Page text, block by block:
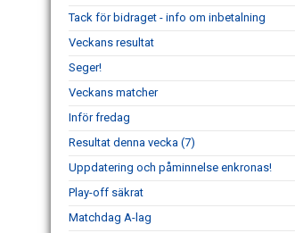
Tack för bidraget - info om inbetalning
Veckans resultat
Seger!
Veckans matcher
Inför fredag
Resultat denna vecka (7)
Uppdatering och påminnelse enkronas!
Play-off säkrat
Matchdag A-lag